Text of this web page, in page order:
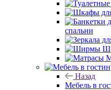
спальни
Назад
Мебель в